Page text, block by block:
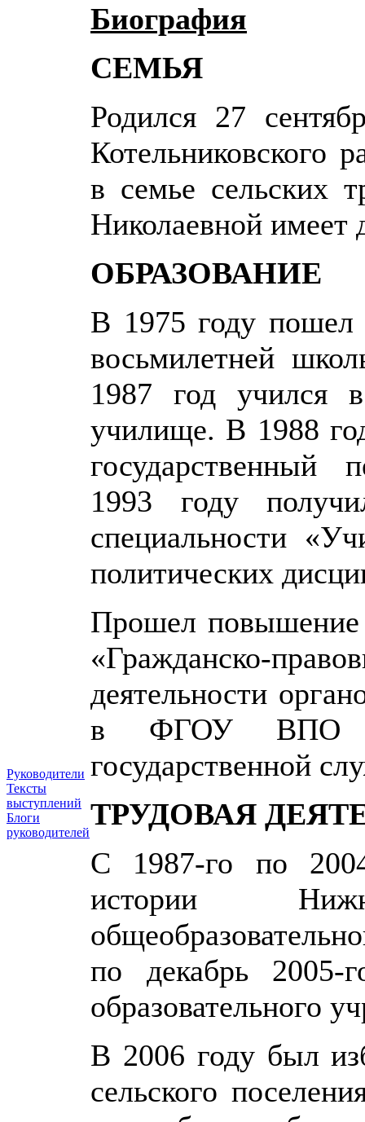
Руководители
Тексты
выступлений
Блоги
руководителей
Биография
СЕМЬЯ
Родился 27
Котельниковского
в семье сельских
Николаевной имеет
ОБРАЗОВАНИЕ
В 1975 году пошел
восьмилетней
1987 год учился
училище. В 1988
государственный
1993 году
специальности
политических
Прошел повышение
«Гражданско-
деятельности
в ФГОУ ВПО
государственной
ТРУДОВАЯ
С 1987-го по
истории
по декабрь 2005-
образовательного
В 2006 году был
сельского